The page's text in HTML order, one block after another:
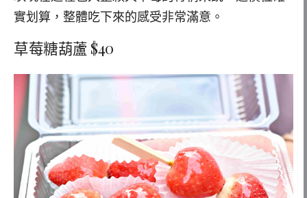
實划算，整體吃下來的感受非常滿意。
草莓糖葫蘆 $40